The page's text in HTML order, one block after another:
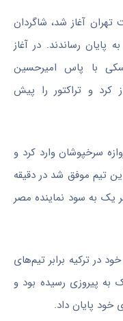
که از ساعت ۱۸:۳۰ به وقت تهران آغاز شد، شاگردان
پایان رساندند. در آغاز
پوستونسکی با پاس امیرحسین
کرد و تراکتور را پیش
سرخپوشان وارد کرد و
این تیم موفق شد در دقیقه
گل برتری را بزند تا دیدار با نتیجه ۲ بر یک به سود نماینده مصر
در ترکیه برابر تیم‌های
به پیروزی رسیده بود و
خود پایان داد.